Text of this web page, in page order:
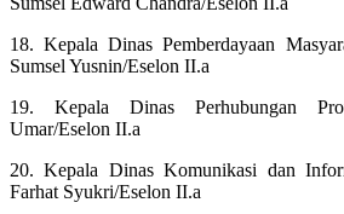
18. Kepala Dinas Pemberdayaan
Sumsel Yusnin/Eselon II.a
19. Kepala Dinas Perhubungan
Umar/Eselon II.a
20. Kepala Dinas Komunikasi dan
Farhat Syukri/Eselon II.a